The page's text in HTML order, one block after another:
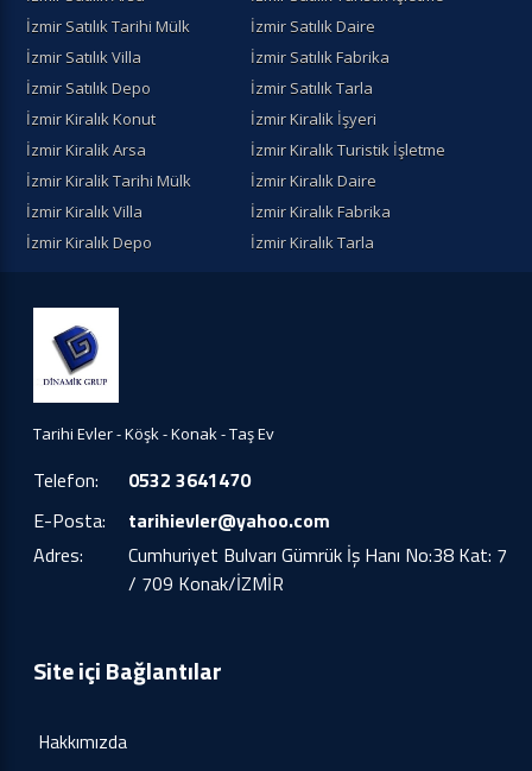
İzmir Satılık Tarihi Mülk
İzmir Satılık Daire
İzmir Satılık Villa
İzmir Satılık Fabrika
İzmir Satılık Depo
İzmir Satılık Tarla
İzmir Kiralık Konut
İzmir Kiralik İşyeri
İzmir Kiralik Arsa
İzmir Kiralık Turistik İşletme
İzmir Kiralik Tarihi Mülk
İzmir Kiralık Daire
İzmir Kiralık Villa
İzmir Kiralık Fabrika
İzmir Kiralık Depo
İzmir Kiralık Tarla
Tarihi Evler - Köşk - Konak - Taş Ev
Telefon:
0532 3641470
E-Posta:
tarihievler@yahoo.com
Adres:
Cumhuriyet Bulvarı Gümrük İş Hanı No:38 Kat: 7
/ 709 Konak/İZMİR
Site içi Bağlantılar
Hakkımızda